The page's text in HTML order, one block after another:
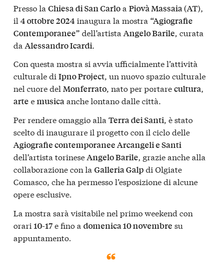
Presso la Chiesa di San Carloa Piovà Massaia (AT),
il 4 ottobre 2024inaugura la mostra “Agiografie
Contemporanee” dell’artista Angelo Barile, curata
da Alessandro Icardi.
Con questa mostra si avvia ufficialmente l’attività
culturale di Ipno Project, un nuovo spazio culturale
nel cuore del Monferrato, nato per portarecultura,
arte emusicaanche lontano dalle città.
Per rendere omaggio alla Terra dei Santi, è stato
scelto di inaugurare il progetto con il ciclo delle
Agiografie contemporanee Arcangeli e Santi
dell’artista torineseAngelo Barile, grazie anche alla
collaborazione con la Galleria Galpdi Olgiate
Comasco, che ha permesso l’esposizione di alcune
opere esclusive.
La mostra sarà visitabile nel primo weekend con
orari 10-17e fino a domenica 10 novembre su
appuntamento.